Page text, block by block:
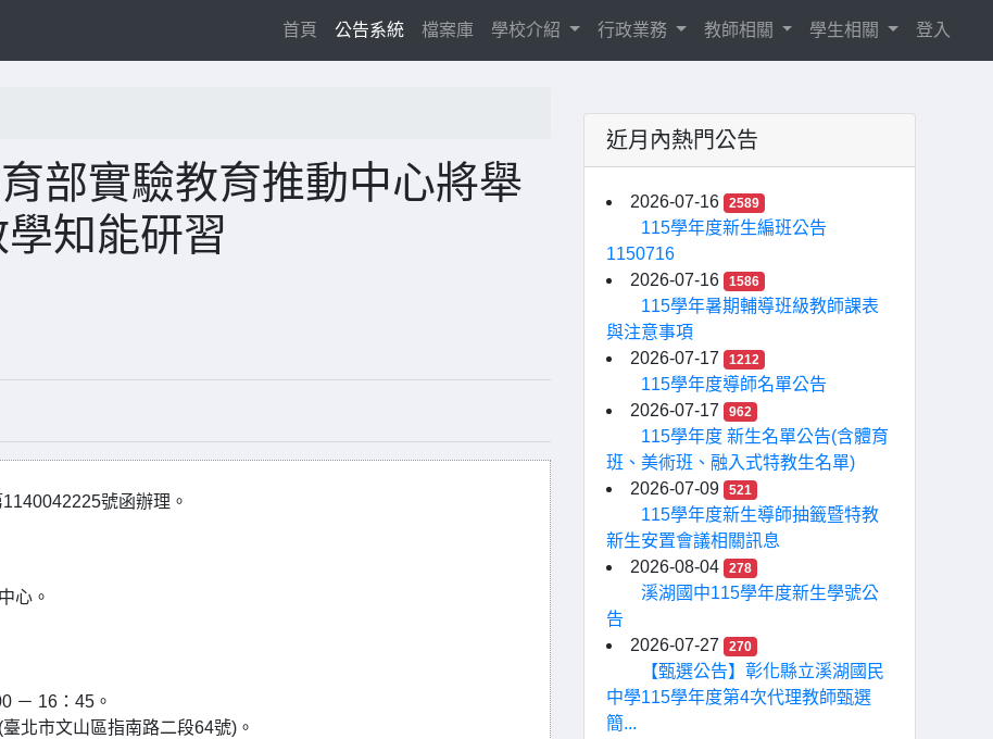
首頁 (current)
公告系統 檔案庫 學校介紹 行政業務 教師相關 學生相關 登入
部實驗教育推動中心將舉
知能研習
號函辦理。
心。
－ 16：45。
北市文山區指南路二段64號)。
近月內熱門公告
2026-07-16 2589
115學年度新生編班公告
1150716
2026-07-16
1586
115學年暑期輔導班級教師課表
與注意事項
2026-07-17
1212
115學年度導師名單公告
2026-07-17
962
115學年度 新生名單公告(含體育
班、美術班、融入式特教生名單)
2026-07-09
521
115學年度新生導師抽籤暨特教
新生安置會議相關訊息
2026-08-04
278
溪湖國中115學年度新生學號公
告
2026-07-27
270
【甄選公告】彰化縣立溪湖國民
中學115學年度第4次代理教師甄選
簡...